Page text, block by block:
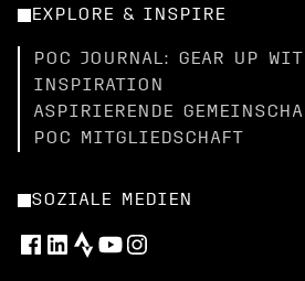
EXPLORE & INSPIRE
POC JOURNAL: GEAR UP
INSPIRATION
ASPIRIERENDE
POC MITGLIEDSCHAFT
SOZIALE MEDIEN